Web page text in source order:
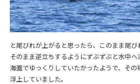
と尾びれが上がると思ったら、このまま尾
そのまま逆立ちするようにずぶずぶと水中へ
海面でゆっくりしていたかったようで、そ
浮上していました。